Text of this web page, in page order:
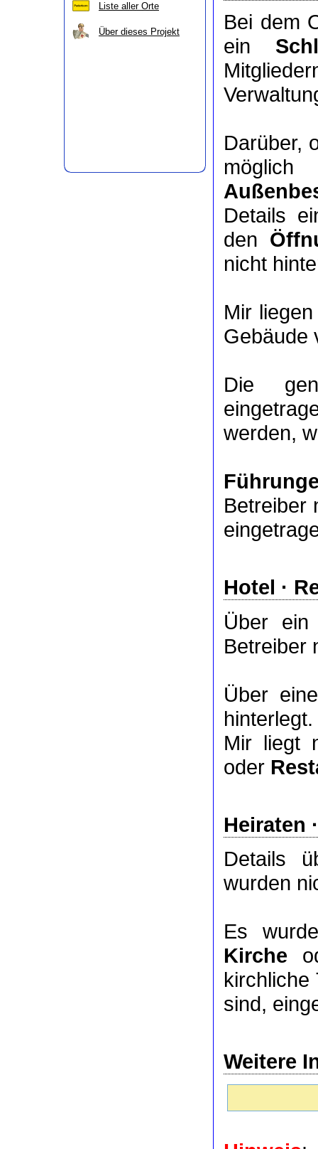
Liste aller Orte
Über dieses Projekt
Bei dem
ein
Darüber,
Details
den
nicht
Mir
Gebäude
Die
werden,
Betreiber
Hotel ·
Über
Betreiber
Über
hinterlegt.
Mir liegt
oder
Heiraten
Details
wurden
Es
Kirche
kirchliche
sind,
Weitere